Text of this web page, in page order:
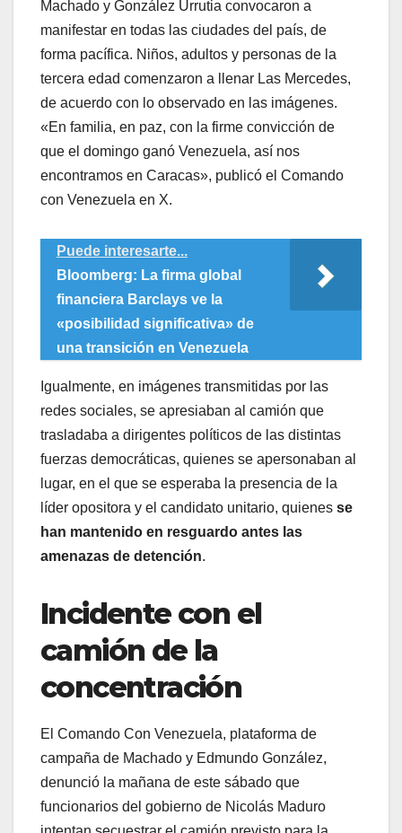
Machado y González Urrutia convocaron a
manifestar en todas las ciudades del país, de
forma pacífica. Niños, adultos y personas de la
tercera edad comenzaron a llenar Las Mercedes,
de acuerdo con lo observado en las imágenes.
«En familia, en paz, con la firme convicción de
que el domingo ganó Venezuela, así nos
encontramos en Caracas», publicó el Comando
con Venezuela en X.
Puede interesarte...
Bloomberg: La firma global
financiera Barclays ve la
«posibilidad significativa» de
una transición en Venezuela
Igualmente, en imágenes transmitidas por las
redes sociales, se apresiaban al camión que
trasladaba a dirigentes políticos de las distintas
fuerzas democráticas, quienes se apersonaban al
lugar, en el que se esperaba la presencia de la
líder opositora y el candidato unitario, quienes se
han mantenido en resguardo antes las
amenazas de detención.
Incidente con el
camión de la
concentración
El Comando Con Venezuela, plataforma de
campaña de Machado y Edmundo González,
denunció la mañana de este sábado que
funcionarios del gobierno de Nicolás Maduro